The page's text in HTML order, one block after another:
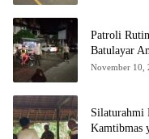
Patroli
Batulayar
November 10,
Silaturahmi
Kamtibmas